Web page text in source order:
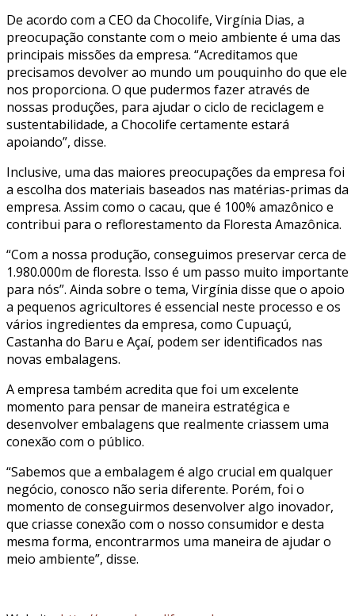
De acordo com a CEO da Chocolife, Virgínia Dias, a
preocupação constante com o meio ambiente é uma das
principais missões da empresa. “Acreditamos que
precisamos devolver ao mundo um pouquinho do que ele
nos proporciona. O que pudermos fazer através de
nossas produções, para ajudar o ciclo de reciclagem e
sustentabilidade, a Chocolife certamente estará
apoiando”, disse.
Inclusive, uma das maiores preocupações da empresa foi
a escolha dos materiais baseados nas matérias-primas da
empresa. Assim como o cacau, que é 100% amazônico e
contribui para o reflorestamento da Floresta Amazônica.
“Com a nossa produção, conseguimos preservar cerca de
1.980.000m de floresta. Isso é um passo muito importante
para nós”. Ainda sobre o tema, Virgínia disse que o apoio
a pequenos agricultores é essencial neste processo e os
vários ingredientes da empresa, como Cupuaçú,
Castanha do Baru e Açaí, podem ser identificados nas
novas embalagens.
A empresa também acredita que foi um excelente
momento para pensar de maneira estratégica e
desenvolver embalagens que realmente criassem uma
conexão com o público.
“Sabemos que a embalagem é algo crucial em qualquer
negócio, conosco não seria diferente. Porém, foi o
momento de conseguirmos desenvolver algo inovador,
que criasse conexão com o nosso consumidor e desta
mesma forma, encontrarmos uma maneira de ajudar o
meio ambiente”, disse.